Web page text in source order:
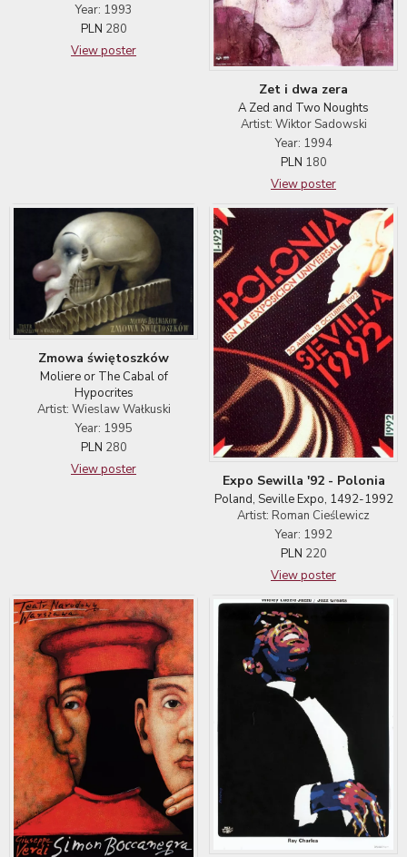
Year: 1993
PLN 280
View poster
Zet i dwa zera
A Zed and Two Noughts
Artist: Wiktor Sadowski
Year: 1994
PLN 180
View poster
Zmowa świętoszków
Moliere or The Cabal of
Hypocrites
Artist: Wieslaw Wałkuski
Year: 1995
PLN 280
View poster
Expo Sewilla '92 - Polonia
Poland, Seville Expo, 1492-1992
Artist: Roman Cieślewicz
Year: 1992
PLN 220
View poster